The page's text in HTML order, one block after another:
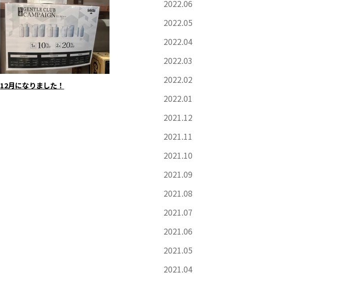
12月になりました！
2022.06
2022.05
2022.04
2022.03
2022.02
2022.01
2021.12
2021.11
2021.10
2021.09
2021.08
2021.07
2021.06
2021.05
2021.04